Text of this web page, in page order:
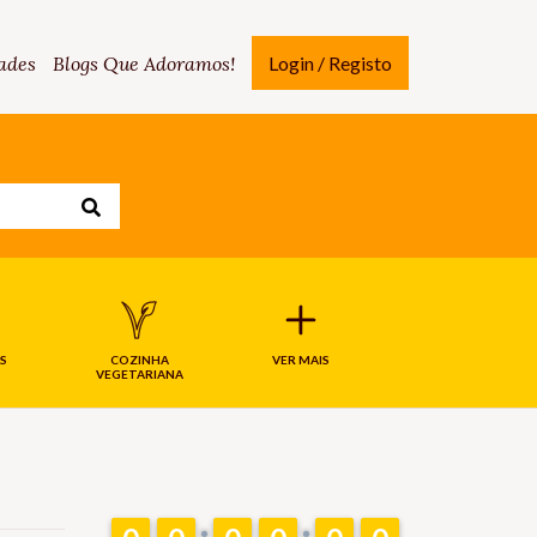
Blogs Que Adoramos! Login / Registo
COZINHA
VEGETARIANA
VER MAIS